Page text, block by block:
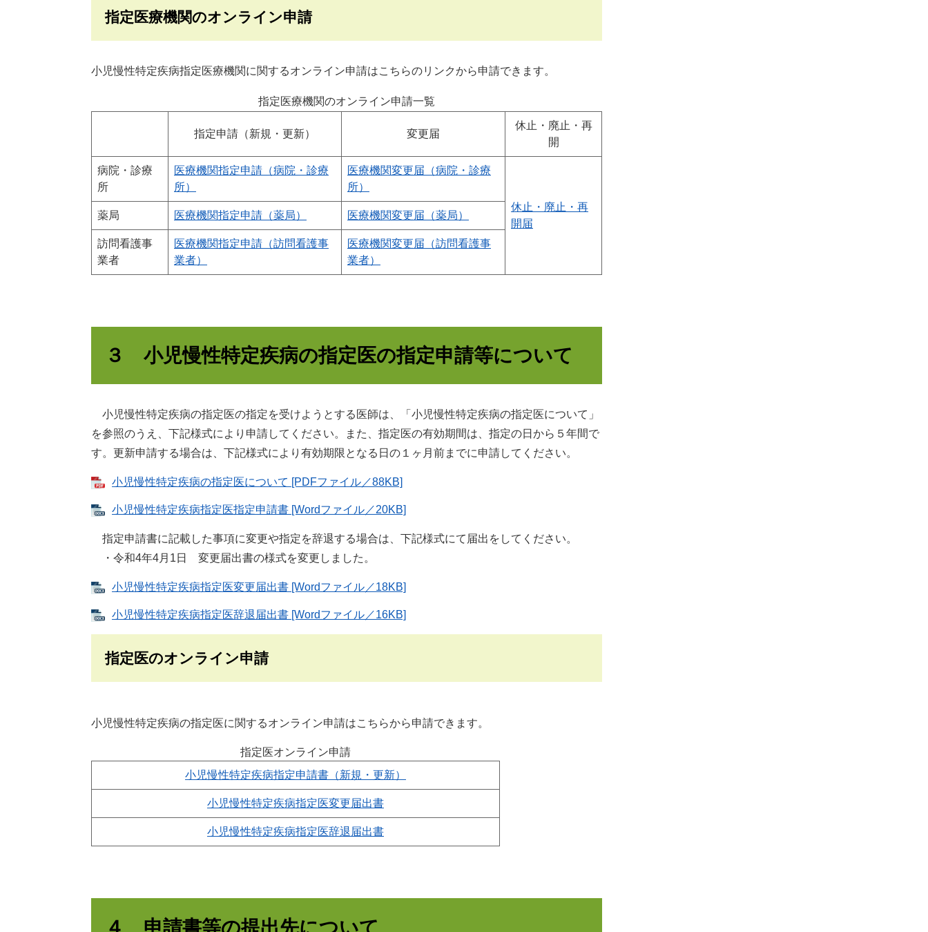
指定医療機関のオンライン申請
小児慢性特定疾病指定医療機関に関するオンライン申請はこちらのリンクから申請できます。
指定医療機関のオンライン申請一覧
指定申請（新規・更新） 変更届
休止・廃止・再
開
病院・診療
所
医療機関指定申請（病院・診療
所）
医療機関変更届（病院・診療
所）
休止・廃止・再
開届
薬局 医療機関指定申請（薬局） 医療機関変更届（薬局）
訪問看護事
業者
医療機関指定申請（訪問看護事
業者）
医療機関変更届（訪問看護事
業者）
３ 小児慢性特定疾病の指定医の指定申請等について
小児慢性特定疾病の指定医の指定を受けようとする医師は、「小児慢性特定疾病の指定医について」
を参照のうえ、下記様式により申請してください。また、指定医の有効期間は、指定の日から５年間で
す。更新申請する場合は、下記様式により有効期限となる日の１ヶ月前までに申請してください。
小児慢性特定疾病の指定医について [PDFファイル／88KB]
小児慢性特定疾病指定医指定申請書 [Wordファイル／20KB]
指定申請書に記載した事項に変更や指定を辞退する場合は、下記様式にて届出をしてください。
・令和4年4月1日 変更届出書の様式を変更しました。
小児慢性特定疾病指定医変更届出書 [Wordファイル／18KB]
小児慢性特定疾病指定医辞退届出書 [Wordファイル／16KB]
指定医のオンライン申請
小児慢性特定疾病の指定医に関するオンライン申請はこちらから申請できます。
指定医オンライン申請
小児慢性特定疾病指定申請書（新規・更新）
小児慢性特定疾病指定医変更届出書
小児慢性特定疾病指定医辞退届出書
４ 申請書等の提出先について